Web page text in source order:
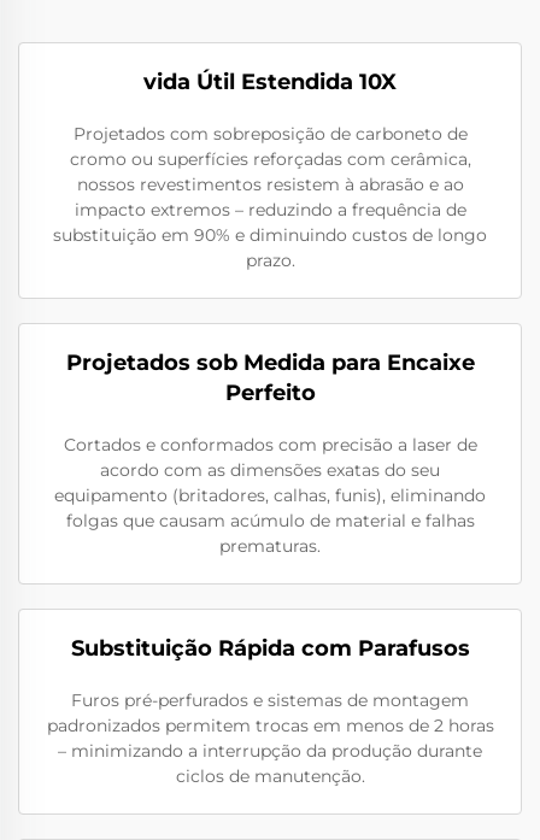
vida Útil Estendida 10X
Projetados com sobreposição de carboneto de
cromo ou superfícies reforçadas com cerâmica,
nossos revestimentos resistem à abrasão e ao
impacto extremos – reduzindo a frequência de
substituição em 90% e diminuindo custos de longo
prazo.
Projetados sob Medida para Encaixe
Perfeito
Cortados e conformados com precisão a laser de
acordo com as dimensões exatas do seu
equipamento (britadores, calhas, funis), eliminando
folgas que causam acúmulo de material e falhas
prematuras.
Substituição Rápida com Parafusos
Furos pré-perfurados e sistemas de montagem
padronizados permitem trocas em menos de 2 horas
– minimizando a interrupção da produção durante
ciclos de manutenção.